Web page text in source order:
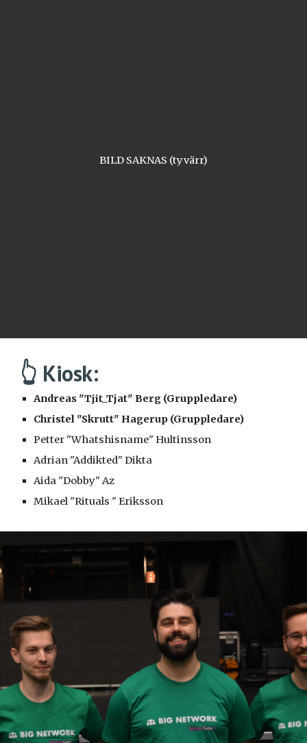
BILD SAKNAS (tyvärr)
👆 Kiosk:
Andreas "Tjit_Tjat" Berg (Gruppledare)
Christel "Skrutt" Hagerup (Gruppledare)
Petter "Whatshisname" Hultinsson
Adrian "Addikted" Dikta
Aida "Dobby" Az
Mikael "Rituals " Eriksson